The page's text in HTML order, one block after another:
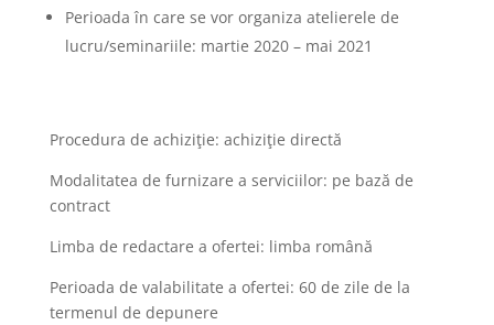
Perioada în care se vor organiza atelierele de
lucru/seminariile: martie 2020 – mai 2021
Procedura de achiziţie: achiziţie directă
Modalitatea de furnizare a serviciilor: pe bază de
contract
Limba de redactare a ofertei: limba română
Perioada de valabilitate a ofertei: 60 de zile de la
termenul de depunere